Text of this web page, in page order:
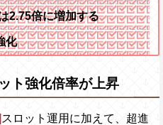
2.75倍に増加する
化
ト強化倍率が上昇
スロット運用に加えて、超進